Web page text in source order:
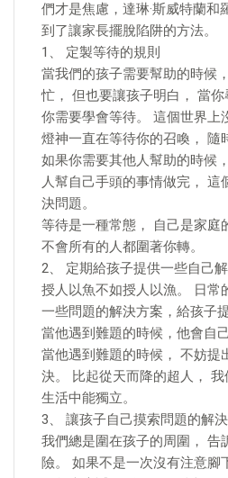
們才是焦慮，達琳·斯威特蘭和
到了讓家長擺脫陷阱的方法。
1、 定製等待的規則
當我們的孩子需要幫助的時候
忙， 但也要讓孩子明白， 當你
你需要學會等待。 這個世界上
燈神一直在等待你的召喚， 隨
如果你需要其他人幫助的時候
人幫自己手頭的事情做完， 這
決問題。
等待是一種常態， 自己是家庭
不會所有的人都圍著你轉。
2、 定期給孩子提供一些自己
授人以魚不如授人以漁。 日常
一些問題的解決方案，給孩子
當他遇到難題的時候，他會自
當他遇到難題的時候， 不妨提
決。 比起從天而降的超人，
生活中能獨立。
3、 讓孩子自己摸索問題的解
我們總是圍在孩子的周圍， 告
險。 如果不是一次沒有注意腳